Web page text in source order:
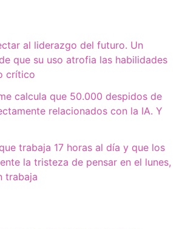
al liderazgo del futuro. Un
que su uso atrofia las habilidades
crítico
calcula que 50.000 despidos de
relacionados con la IA. Y
trabaja 17 horas al día y que los
la tristeza de pensar en el lunes,
trabaja